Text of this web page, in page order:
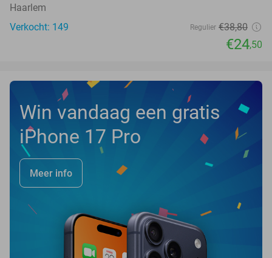
Haarlem
Verkocht: 149
Regulier €38,80
€24,50
Win vandaag een gratis
iPhone 17 Pro
Meer info